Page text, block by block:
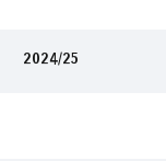
2024/25